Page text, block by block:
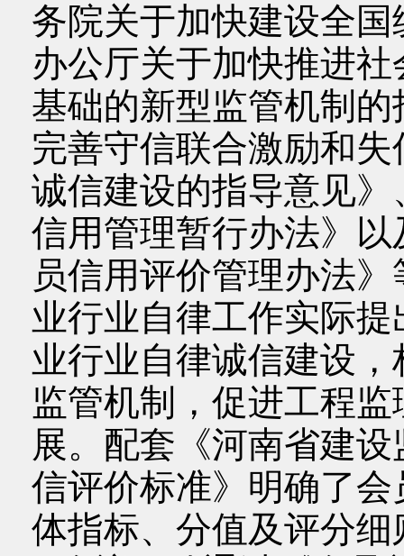
务院关于加快建设全
办公厅关于加快推进
基础的新型监管机制
完善守信联合激励和
诚信建设的指导意见
信用管理暂行办法》
员信用评价管理办法
业行业自律工作实际
业行业自律诚信建设
监管机制，促进工程
展。配套《河南省建
信评价标准》明确了
体指标、分值及评分细